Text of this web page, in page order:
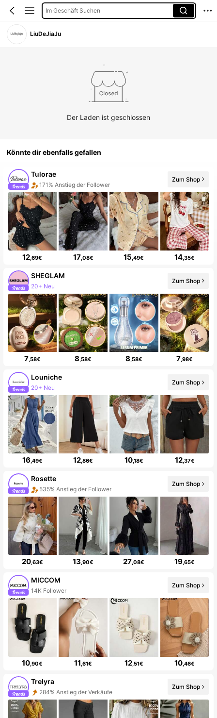
Im Geschäft Suchen
LiuDeJiaJu
Der Laden ist geschlossen
Könnte dir ebenfalls gefallen
Tulorae
171% Anstieg der Follower
Zum Shop
12 ,69€ 17,08€ 15 ,49€ 14 ,35€
SHEGLAM
20+ Neu
Zum Shop
7,58€ 8 ,58€ 8 ,58€ 7 ,98€
Louniche
20+ Neu
Zum Shop
16,49€ 12,86€ 10,18€ 12,37€
Rosette
535% Anstieg der Follower
Zum Shop
20,63€ 13,90€ 27,08€ 19,65€
MICCOM
14K Follower
Zum Shop
10,90€ 11,61€ 12,51€ 10,46€
Trelyra
284% Anstieg der Verkäufe
Zum Shop